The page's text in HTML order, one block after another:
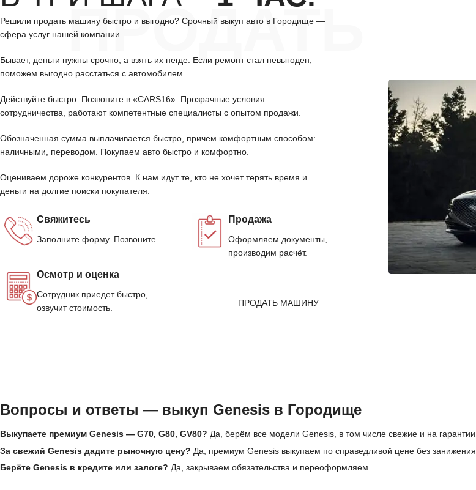
ПРОДАТЬ
Решили продать машину быстро и выгодно? Срочный выкуп авто в Городище —
сфера услуг нашей компании.
Бывает, деньги нужны срочно, а взять их негде. Если ремонт стал невыгоден,
поможем выгодно расстаться с автомобилем.
Действуйте быстро. Позвоните в «CARS16». Прозрачные условия
сотрудничества, работают компетентные специалисты с опытом продажи.
Обозначенная сумма выплачивается быстро, причем комфортным способом:
наличными, переводом. Покупаем авто быстро и комфортно.
Оцениваем дороже конкурентов. К нам идут те, кто не хочет терять время и
деньги на долгие поиски покупателя.
Свяжитесь
Заполните форму. Позвоните.
Осмотр и оценка
Сотрудник приедет быстро,
озвучит стоимость.
Продажа
Оформляем документы,
производим расчёт.
ПРОДАТЬ МАШИНУ
Вопросы и ответы — выкуп Genesis в Городище
Выкупаете премиум Genesis — G70, G80, GV80? Да, берём все модели Genesis, в том числе свежие и на гарантии.
За свежий Genesis дадите рыночную цену? Да, премиум Genesis выкупаем по справедливой цене без занижения.
Берёте Genesis в кредите или залоге? Да, закрываем обязательства и переоформляем.